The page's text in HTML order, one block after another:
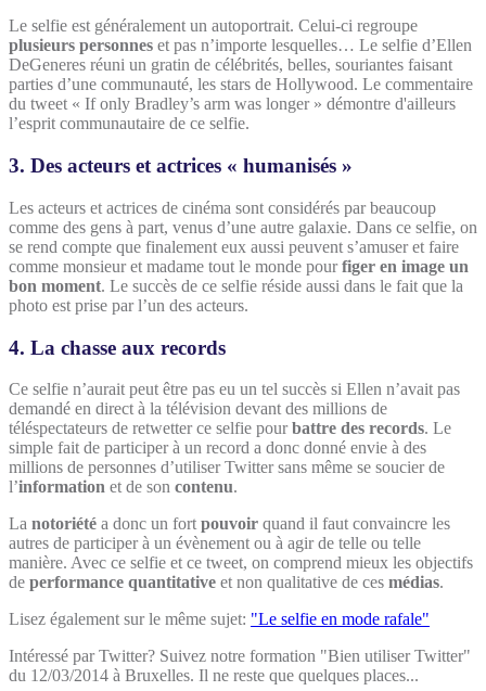
Le selfie est généralement un autoportrait. Celui-ci regroupe
plusieurs personnes et pas n’importe lesquelles… Le selfie d’Ellen
DeGeneres réuni un gratin de célébrités, belles, souriantes faisant
parties d’une communauté, les stars de Hollywood. Le commentaire
du tweet « If only Bradley’s arm was longer » démontre d'ailleurs
l’esprit communautaire de ce selfie.
3. Des acteurs et actrices « humanisés »
Les acteurs et actrices de cinéma sont considérés par beaucoup
comme des gens à part, venus d’une autre galaxie. Dans ce selfie, on
se rend compte que finalement eux aussi peuvent s’amuser et faire
comme monsieur et madame tout le monde pourfiger en image un
bon moment. Le succès de ce selfie réside aussi dans le fait que la
photo est prise par l’un des acteurs.
4. La chasse aux records
Ce selfie n’aurait peut être pas eu un tel succès si Ellen n’avait pas
demandé en direct à la télévision devant des millions de
téléspectateurs de retwetter ce selfie pourbattre des records. Le
simple fait de participer à un record a donc donné envie à des
millions de personnes d’utiliser Twitter sans même se soucier de
l’information et de son contenu.
La notoriété a donc un fort pouvoir quand il faut convaincre les
autres de participer à un évènement ou à agir de telle ou telle
manière. Avec ce selfie et ce tweet, on comprend mieux les objectifs
de performance quantitative et non qualitative de ces médias.
Lisez également sur le même sujet: "Le selfie en mode rafale"
Intéressé par Twitter? Suivez notre formation "Bien utiliser Twitter"
du 12/03/2014 à Bruxelles. Il ne reste que quelques places...